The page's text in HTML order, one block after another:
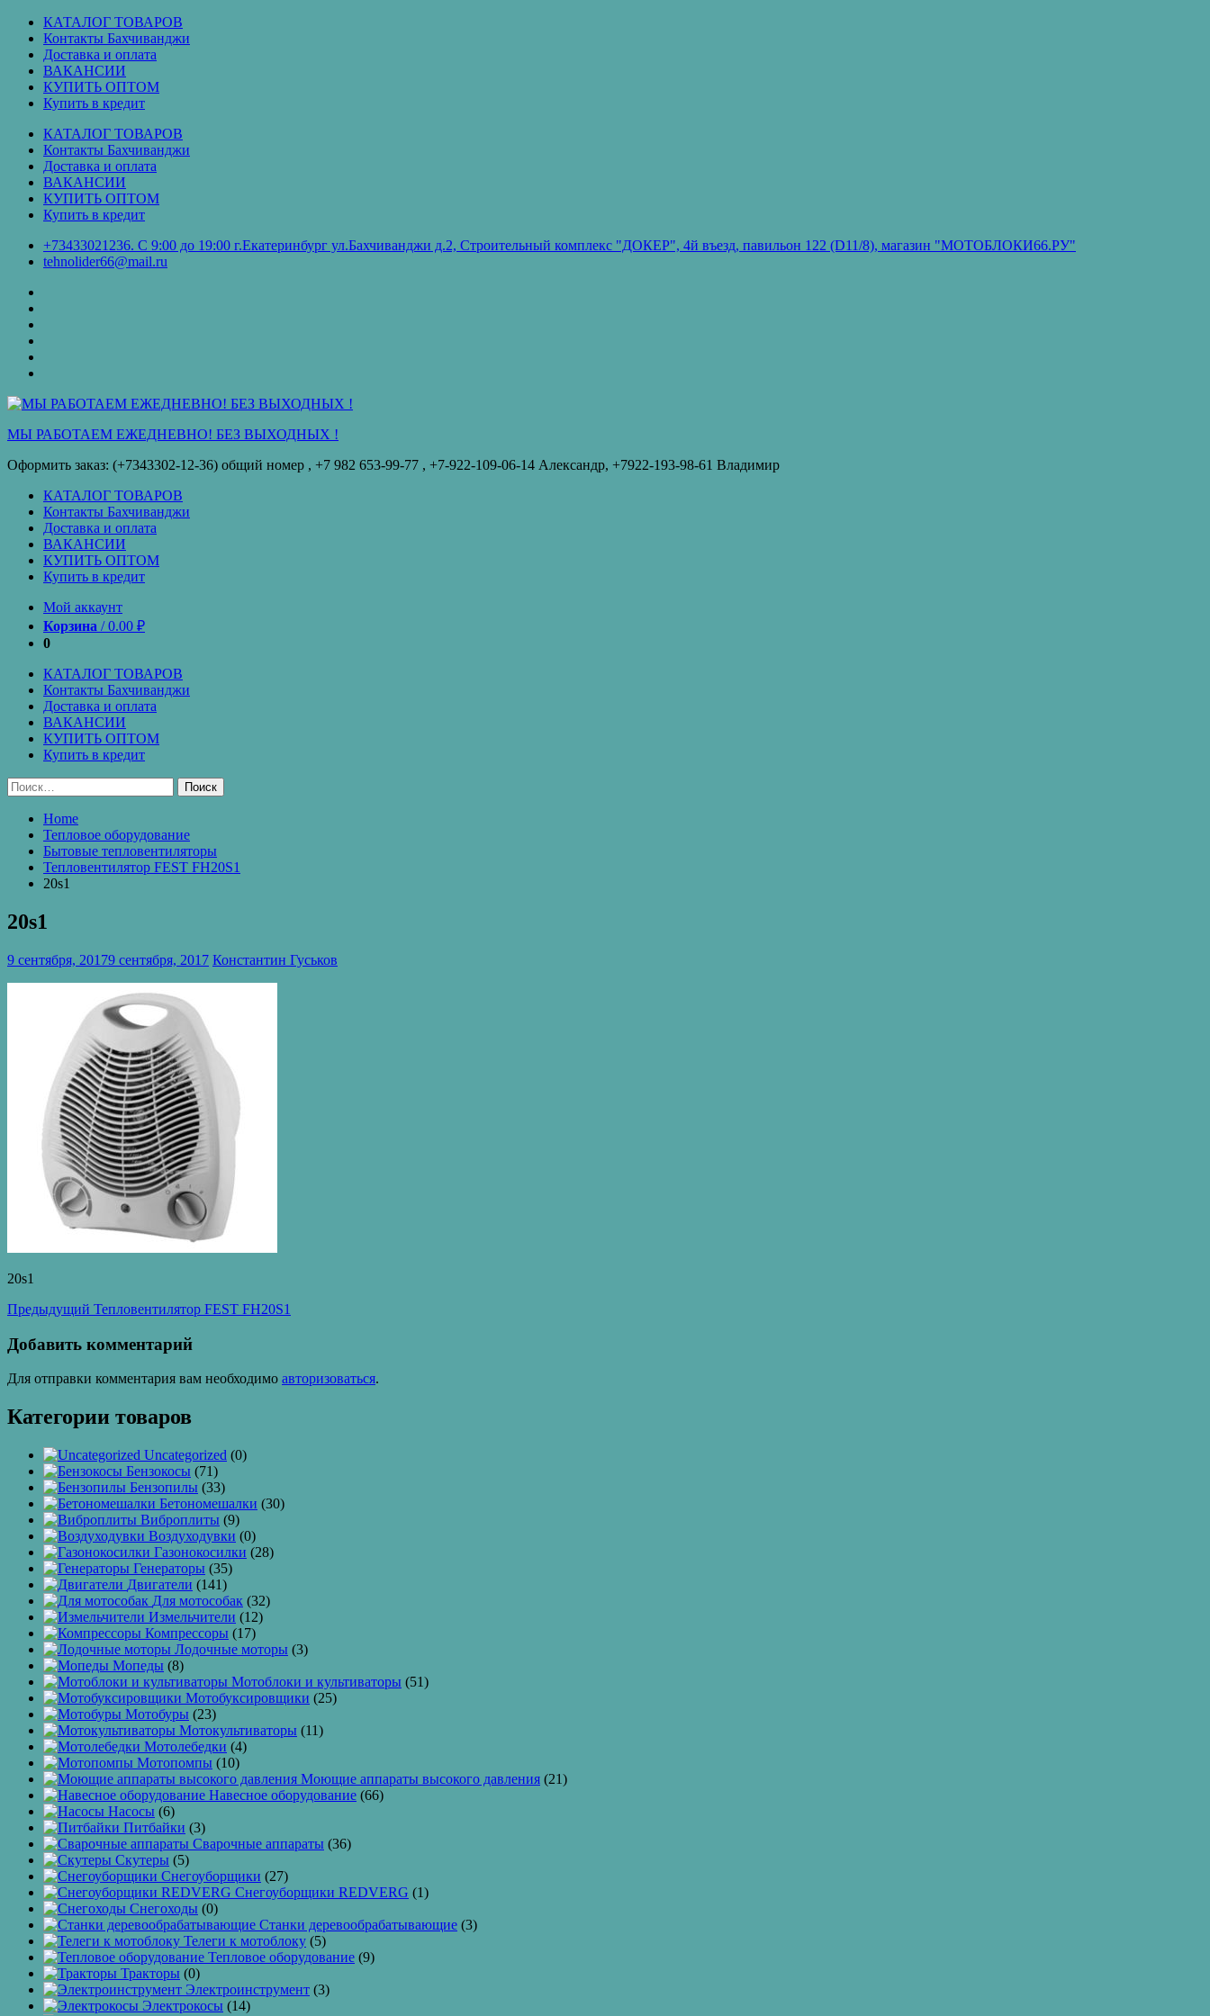
Перейти
содержимому
КАТАЛОГ ТОВАРОВ
Контакты Бахчиванджи
Доставка и оплата
ВАКАНСИИ
КУПИТЬ ОПТОМ
Купить в кредит
КАТАЛОГ ТОВАРОВ
Контакты Бахчиванджи
Доставка и оплата
ВАКАНСИИ
КУПИТЬ ОПТОМ
Купить в кредит
+73433021236. С 9:00 до 19:00 г.Екатеринбург ул.Бахчиванджи д.2, Строительный комплекс "ДОКЕР", 4й въезд, павильон 122 (D11/8), магазин "МОТОБЛОКИ66.РУ"
tehnolider66@mail.ru
кредит
МЫ РАБОТАЕМ ЕЖЕДНЕВНО! БЕЗ ВЫХОДНЫХ !
Оформить заказ: (+7343302-12-36) общий номер , ‪+7 982 653-99-77‬ , +7-922-109-06-14 Александр, +7922-193-98-61 Владимир
КАТАЛОГ ТОВАРОВ
Контакты Бахчиванджи
Доставка и оплата
ВАКАНСИИ
КУПИТЬ ОПТОМ
Купить в кредит
Мой аккаунт
Корзина /0.00 ₽
0
КАТАЛОГ ТОВАРОВ
Контакты Бахчиванджи
Доставка и оплата
ВАКАНСИИ
КУПИТЬ ОПТОМ
Купить в кредит
Найти:
Home
Тепловое оборудование
Бытовые тепловентиляторы
Тепловентилятор FEST FH20S1
20s1
20s1
9 сентября, 20179 сентября, 2017 Константин Гуськов
20s1
Навигация
по
записям
Предыдущий Предыдущая
Тепловентилятор FEST FH20S1
Добавить комментарий
Для отправки комментария вам необходимо авторизоваться.
Категории товаров
Uncategorized (0)
Бензокосы (71)
Бензопилы (33)
Бетономешалки (30)
Виброплиты (9)
Воздуходувки (0)
Газонокосилки (28)
Генераторы (35)
Двигатели (141)
Для мотособак (32)
Измельчители (12)
Компрессоры (17)
Лодочные моторы (3)
Мопеды (8)
Мотоблоки и культиваторы (51)
Мотобуксировщики (25)
Мотобуры (23)
Мотокультиваторы (11)
Мотолебедки (4)
Мотопомпы (10)
Моющие аппараты высокого давления (21)
Навесное оборудование (66)
Насосы (6)
Питбайки (3)
Сварочные аппараты (36)
Скутеры (5)
Снегоуборщики (27)
Снегоуборщики REDVERG (1)
Снегоходы (0)
Станки деревообрабатывающие (3)
Телеги к мотоблоку (5)
Тепловое оборудование (9)
Тракторы (0)
Электроинструмент (3)
Электрокосы (14)